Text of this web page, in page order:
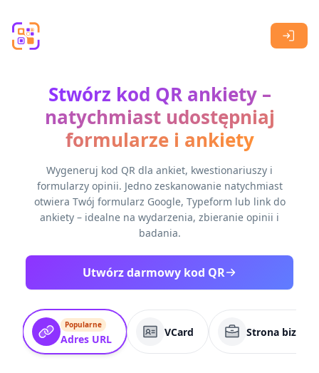
Stwórz kod QR ankiety –
natychmiast udostępniaj
formularze i ankiety
Wygeneruj kod QR dla ankiet, kwestionariuszy i
formularzy opinii. Jedno zeskanowanie natychmiast
otwiera Twój formularz Google, Typeform lub link do
ankiety – idealne na wydarzenia, zbieranie opinii i
badania.
Utwórz darmowy kod QR
Popularne
Adres URL
VCard Strona